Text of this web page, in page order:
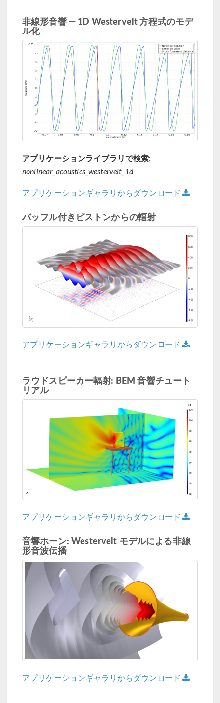
非線形音響 — 1D Westervelt 方程式のモデ
ル化
アプリケーションライブラリで検索:
nonlinear_acoustics_westervelt_1d
アプリケーションギャラリからダウンロード
バッフル付きピストンからの輻射
アプリケーションギャラリからダウンロード
ラウドスピーカー輻射: BEM 音響チュート
リアル
アプリケーションギャラリからダウンロード
音響ホーン: Westervelt モデルによる非線
形音波伝播
アプリケーションギャラリからダウンロード